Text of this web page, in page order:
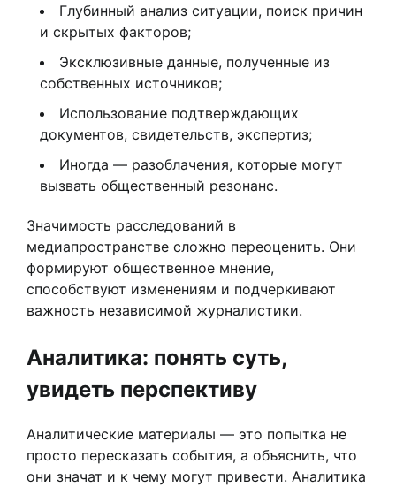
Глубинный анализ ситуации, поиск причин
и скрытых факторов;
Эксклюзивные данные, полученные из
собственных источников;
Использование подтверждающих
документов, свидетельств, экспертиз;
Иногда — разоблачения, которые могут
вызвать общественный резонанс.
Значимость расследований в
медиапространстве сложно переоценить. Они
формируют общественное мнение,
способствуют изменениям и подчеркивают
важность независимой журналистики.
Аналитика: понять суть,
увидеть перспективу
Аналитические материалы — это попытка не
просто пересказать события, а объяснить, что
они значат и к чему могут привести. Аналитика